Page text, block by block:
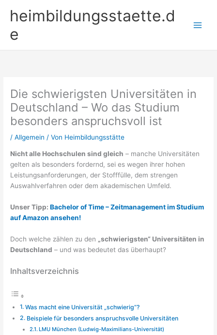
Inhaltheimbildungsstaette.d
e
Die schwierigsten Universitäten in
Deutschland – Wo das Studium
besonders anspruchsvoll ist
/Allgemein / Von Heimbildungsstätte
Nicht alle Hochschulen sind gleich – manche Universitäten
gelten als besonders fordernd, sei es wegen ihrer hohen
Leistungsanforderungen, der Stofffülle, dem strengen
Auswahlverfahren oder dem akademischen Umfeld.
Unser Tipp:Bachelor of Time – Zeitmanagement im Studium
auf Amazon ansehen!
Doch welche zählen zu den „schwierigsten“ Universitäten in
Deutschland – und was bedeutet das überhaupt?
Inhaltsverzeichnis
Was macht eine Universität „schwierig“?
Beispiele für besonders anspruchsvolle Universitäten
LMU München (Ludwig-Maximilians-Universität)